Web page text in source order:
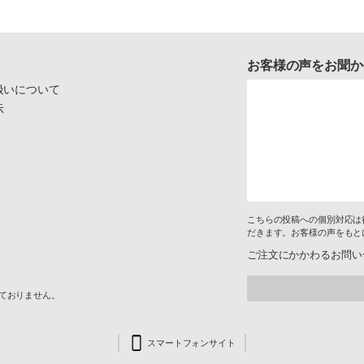
について
りません。
お客様の声をお聞
こちらの投稿への個別対応
だきます。お客様の声をも
ご注文にかかわるお問
スマートフォンサイト